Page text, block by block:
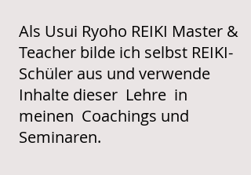
Als Usui Ryoho REIKI Master &
Teacher bilde ich selbst REIKI-
Schüler aus und verwende
Inhalte dieser Lehre in
meinen Coachings und
Seminaren.